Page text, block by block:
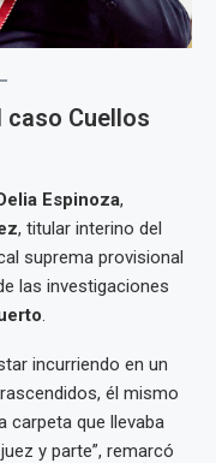
Cuellos
Espinoza,
, titular interino del
suprema provisional
las investigaciones
.
incurriendo en un
él mismo
carpeta que llevaba
y parte”, remarcó